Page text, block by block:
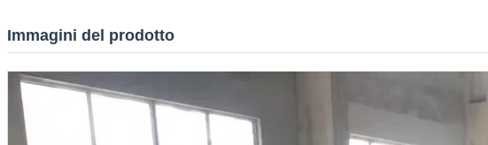
Immagini del prodotto